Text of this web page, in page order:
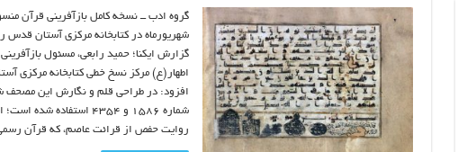
گروه ادب ــ نسخه کامل بازآفرینی قرآن
شهریورماه در کتابخانه مرکزی آستان
گزارش ایکنا؛‌ حمید رابعی، مسئول
اطهار(ع) مرکز نسخ خطی کتابخانه مرکزی
افزود: در طراحی قلم و نگارش این مصحف
شماره ۱۵۸۶ و ۴۳۵۴
روایت حفص از قرائت عاصم، که قرآن